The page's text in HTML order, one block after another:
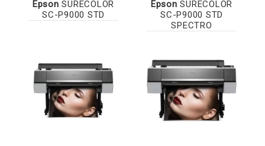
Epson SURECOLOR
SC-P9000 STD
Epson SURECOLOR
SC-P9000 STD
SPECTRO